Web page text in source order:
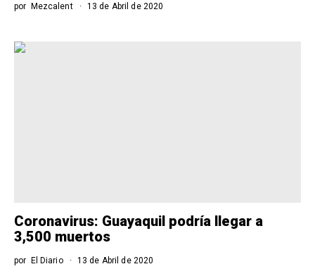
por Mezcalent 13 de Abril de 2020
Coronavirus: Guayaquil podría llegar a
3,500 muertos
por El Diario 13 de Abril de 2020